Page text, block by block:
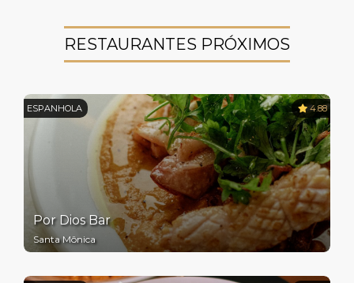
RESTAURANTES PRÓXIMOS
ESPANHOLA 4.88
Por Dios Bar
Santa Mônica